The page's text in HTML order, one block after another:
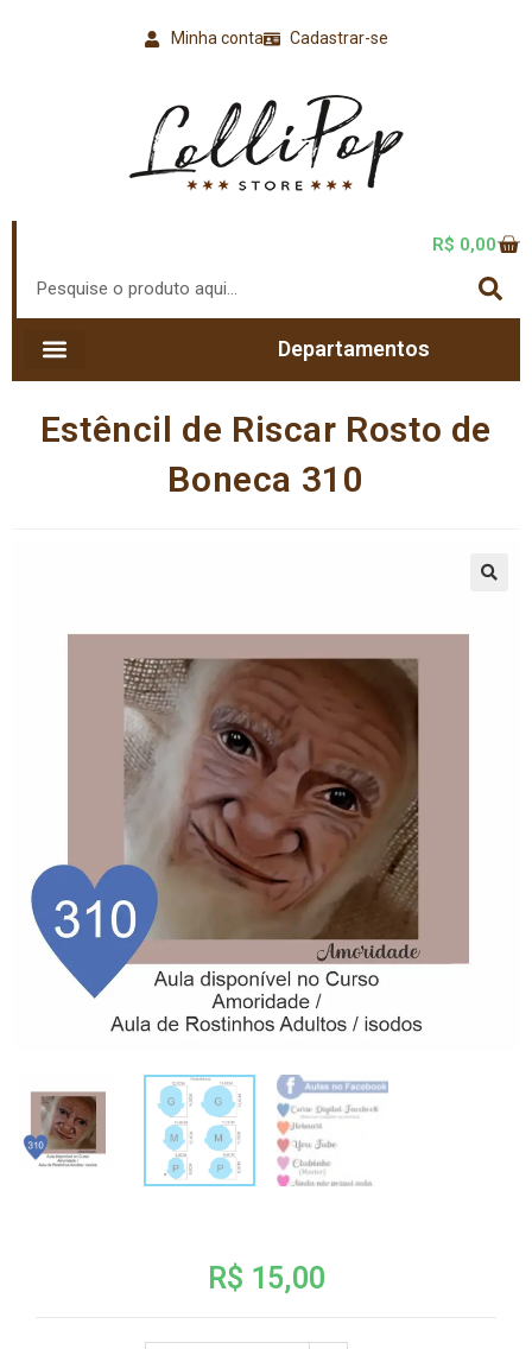
Cadastrar-se
Minha conta
R$ 0,00
Departamentos
Estêncil de Riscar Rosto de
Boneca 310
R$ 15,00